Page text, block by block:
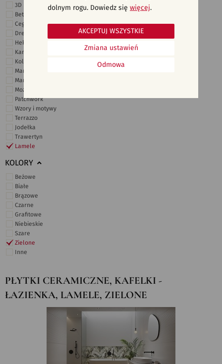
3D i struktury
Beton
Cegiełki
Drewno
Heksagonalne
Kamień
Kolor
Marmur
Marokańskie
Mozaika
Patchwork
Wzory i motywy
Terrazzo
Jodełka
Trawertyn
Lamele
KOLORY
Beżowe
Białe
Brązowe
Czarne
Grafitowe
Niebieskie
Szare
Zielone
Inne
PŁYTKI CERAMICZNE, KAFELKI -
ŁAZIENKA, LAMELE, ZIELONE
dolnym rogu. Dowiedz się więcej.
Odmowa
Zmiana ustawień
AKCEPTUJ WSZYSTKIE